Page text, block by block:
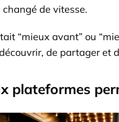
de vitesse.
“mieux avant” ou
de partager et
plateformes